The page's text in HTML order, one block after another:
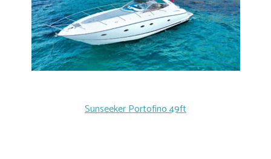
Sunseeker Portofino 49ft